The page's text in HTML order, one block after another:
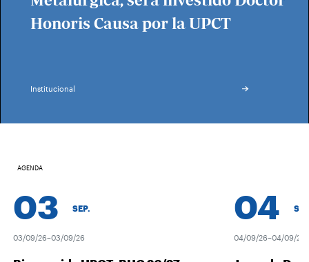
Honoris Causa por la UPCT
Institucional
AGENDA
03 SEP.
03/09/26–03/09/26
04 SEP.
04/09/26–04/09/26